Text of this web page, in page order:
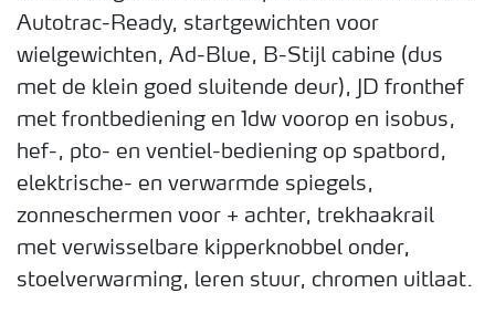
Autotrac-Ready, startgewichten voor
wielgewichten, Ad-Blue, B-Stijl cabine (dus
met de klein goed sluitende deur), JD fronthef
met frontbediening en 1dw voorop en isobus,
hef-, pto- en ventiel-bediening op spatbord,
elektrische- en verwarmde spiegels,
zonneschermen voor + achter, trekhaakrail
met verwisselbare kipperknobbel onder,
stoelverwarming, leren stuur, chromen uitlaat.